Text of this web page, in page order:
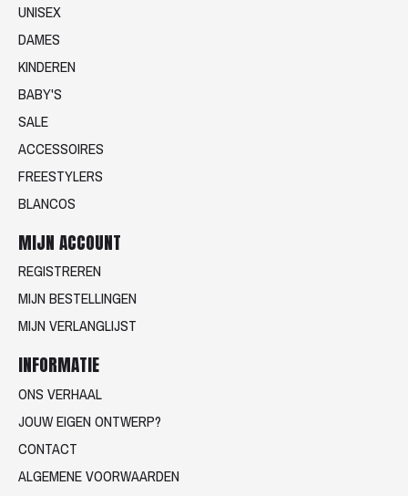
UNISEX
DAMES
KINDEREN
BABY'S
SALE
ACCESSOIRES
FREESTYLERS
BLANCOS
MIJN ACCOUNT
REGISTREREN
MIJN BESTELLINGEN
MIJN VERLANGLIJST
INFORMATIE
ONS VERHAAL
JOUW EIGEN ONTWERP?
CONTACT
ALGEMENE VOORWAARDEN